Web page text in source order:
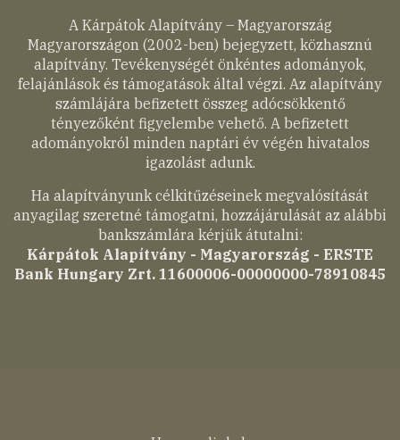
A Kárpátok Alapítvány – Magyarország
Magyarországon (2002-ben) bejegyzett, közhasznú
alapítvány. Tevékenységét önkéntes adományok,
felajánlások és támogatások által végzi. Az alapítvány
számlájára befizetett összeg adócsökkentő
tényezőként figyelembe vehető. A befizetett
adományokról minden naptári év végén hivatalos
igazolást adunk.
Ha alapítványunk célkitűzéseinek megvalósítását
anyagilag szeretné támogatni, hozzájárulását az alábbi
bankszámlára kérjük átutalni:
Kárpátok Alapítvány - Magyarország - ERSTE
Bank Hungary Zrt. 11600006-00000000-78910845